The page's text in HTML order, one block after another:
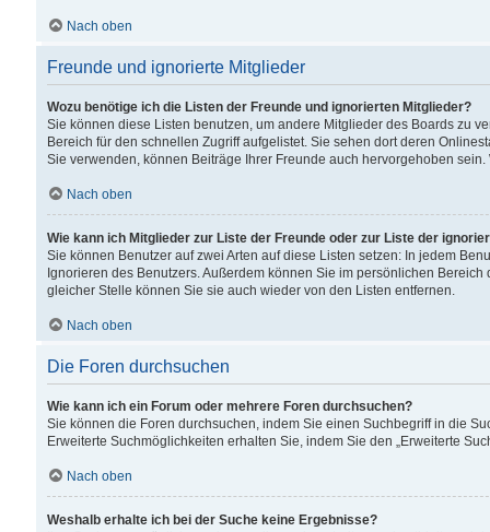
Nach oben
Freunde und ignorierte Mitglieder
Wozu benötige ich die Listen der Freunde und ignorierten Mitglieder?
Sie können diese Listen benutzen, um andere Mitglieder des Boards zu
Bereich für den schnellen Zugriff aufgelistet. Sie sehen dort deren
Sie verwenden, können Beiträge Ihrer Freunde auch hervorgehoben
Nach oben
Wie kann ich Mitglieder zur Liste der Freunde oder zur Liste der
Sie können Benutzer auf zwei Arten auf diese Listen setzen: In jedem
Ignorieren des Benutzers. Außerdem können Sie im persönlichen
gleicher Stelle können Sie sie auch wieder von den Listen entfernen.
Nach oben
Die Foren durchsuchen
Wie kann ich ein Forum oder mehrere Foren durchsuchen?
Sie können die Foren durchsuchen, indem Sie einen Suchbegriff in die
Erweiterte Suchmöglichkeiten erhalten Sie, indem Sie den „Erweiterte
Nach oben
Weshalb erhalte ich bei der Suche keine Ergebnisse?